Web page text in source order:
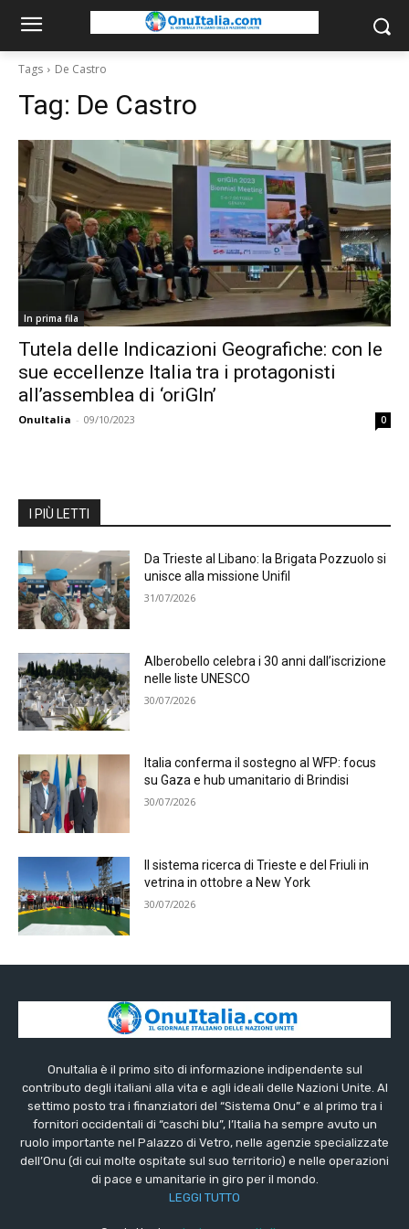
Tags De Castro
Tag: De Castro
In prima fila
Tutela delle Indicazioni Geografiche: con le
sue eccellenze Italia tra i protagonisti
all’assemblea di ‘oriGIn’
OnuItalia - 09/10/2023 0
I PIÙ LETTI
Da Trieste al Libano: la Brigata Pozzuolo si
unisce alla missione Unifil
31/07/2026
Alberobello celebra i 30 anni dall’iscrizione
nelle liste UNESCO
30/07/2026
Italia conferma il sostegno al WFP: focus
su Gaza e hub umanitario di Brindisi
30/07/2026
Il sistema ricerca di Trieste e del Friuli in
vetrina in ottobre a New York
30/07/2026
OnuItalia è il primo sito di informazione indipendente sul
contributo degli italiani alla vita e agli ideali delle Nazioni Unite. Al
settimo posto tra i finanziatori del “Sistema Onu” e al primo tra i
fornitori occidentali di “caschi blu”, l’Italia ha sempre avuto un
ruolo importante nel Palazzo di Vetro, nelle agenzie specializzate
dell’Onu (di cui molte ospitate sul suo territorio) e nelle operazioni
di pace e umanitarie in giro per il mondo.
LEGGI TUTTO